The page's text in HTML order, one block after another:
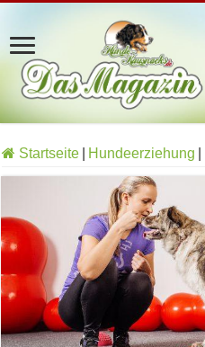
Startseite Hundeerziehung